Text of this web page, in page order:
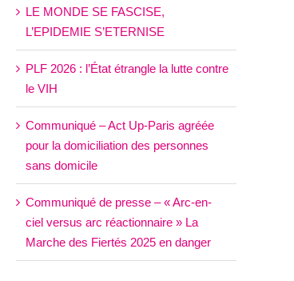
LE MONDE SE FASCISE,
L’EPIDEMIE S’ETERNISE
PLF 2026 : l’État étrangle la lutte contre
le VIH
Communiqué – Act Up-Paris agréée
pour la domiciliation des personnes
sans domicile
Communiqué de presse – « Arc-en-
ciel versus arc réactionnaire » La
Marche des Fiertés 2025 en danger